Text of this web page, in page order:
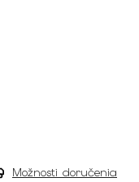
Možnosti doručenia